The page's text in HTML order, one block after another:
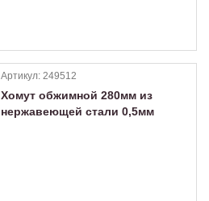
Артикул:249512
Хомут обжимной 280мм из
нержавеющей стали 0,5мм